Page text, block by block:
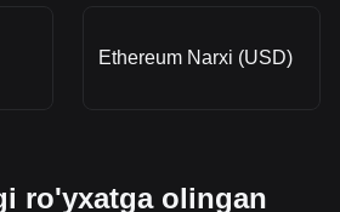
Ethereum Narxi (USD)
ro'yxatga olingan